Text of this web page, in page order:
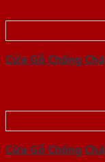
Cửa Gỗ Chống
Cửa Gỗ Chống